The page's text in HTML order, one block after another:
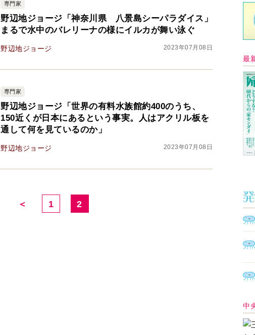
専門家
野辺地ジョージ「神奈川県 八景島シーパラダイス」
まるで水中のバレリーナの様にイルカが舞い泳ぐ
野辺地ジョージ 2023年07月08日
専門家
野辺地ジョージ「世界の有料水族館約400のうち、
150近くが日本にあるという事実。人はアクリル板を
通して何を見ているのか」
野辺地ジョージ 2023年07月08日
＜ 1 2
最
中